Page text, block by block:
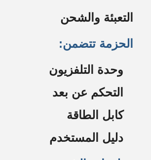
التعبئة والشحن
الحزمة تتضمن:
وحدة التلفزيون
التحكم عن بعد
كابل الطاقة
دليل المستخدم